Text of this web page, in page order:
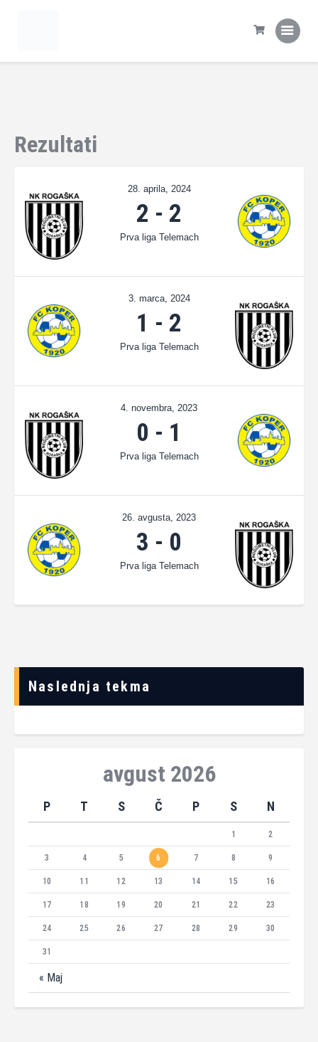
Statistika
Kontakt
Rezultati
28. aprila, 2024
2 - 2
Prva liga Telemach
3. marca, 2024
1 - 2
Prva liga Telemach
4. novembra, 2023
0 - 1
Prva liga Telemach
26. avgusta, 2023
3 - 0
Prva liga Telemach
Naslednja tekma
avgust 2026
P T S Č P S N
« Maj
1 2
3 4 5 6 7 8 9
10 11 12 13 14 15 16
17 18 19 20 21 22 23
24 25 26 27 28 29 30
31